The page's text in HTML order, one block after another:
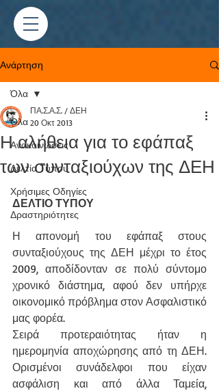
Ανάρτηση
Όλα
Ανακοινώσεις
Δελτία Τύπου
Χρήσιμες Οδηγίες
Δραστηριότητες
Όλα
Η αλήθεια για το εφάπαξ
των συνταξιούχων της ΔΕΗ
ΠΑ.Σ.Α.Σ. / ΔΕΗ
20 Οκτ 2013
ΔΕΛΤΙΟ ΤΥΠΟΥ
Η απονομή του εφάπαξ στους
συνταξιούχους της ΔΕΗ μέχρι το έτος
2009, αποδίδονταν σε πολύ σύντομο
χρονικό διάστημα, αφού δεν υπήρχε
οικονομικό πρόβλημα στον Ασφαλιστικό
μας φορέα.
Σειρά προτεραιότητας ήταν η
ημερομηνία αποχώρησης από τη ΔΕΗ.
Ορισμένοι συνάδελφοι που είχαν
ασφάλιση και από άλλα Ταμεία,